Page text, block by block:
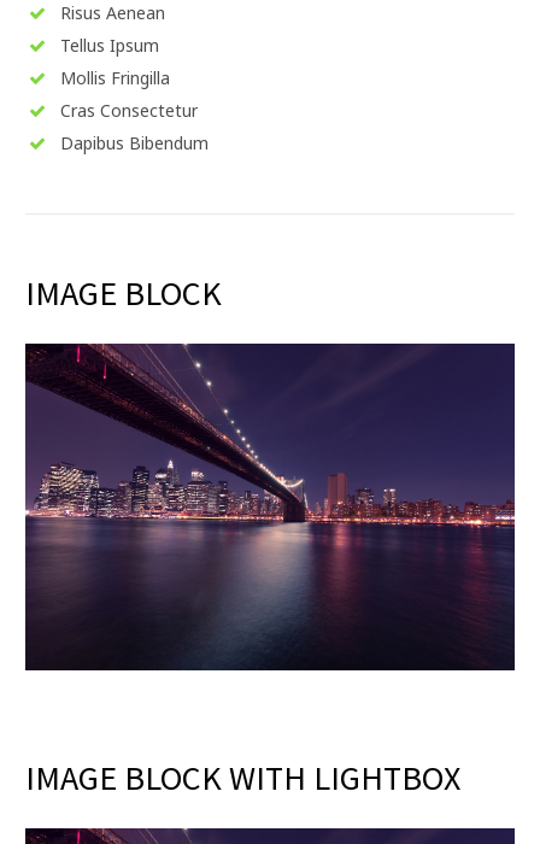
Risus Aenean
Tellus Ipsum
Mollis Fringilla
Cras Consectetur
Dapibus Bibendum
IMAGE BLOCK
IMAGE BLOCK WITH LIGHTBOX